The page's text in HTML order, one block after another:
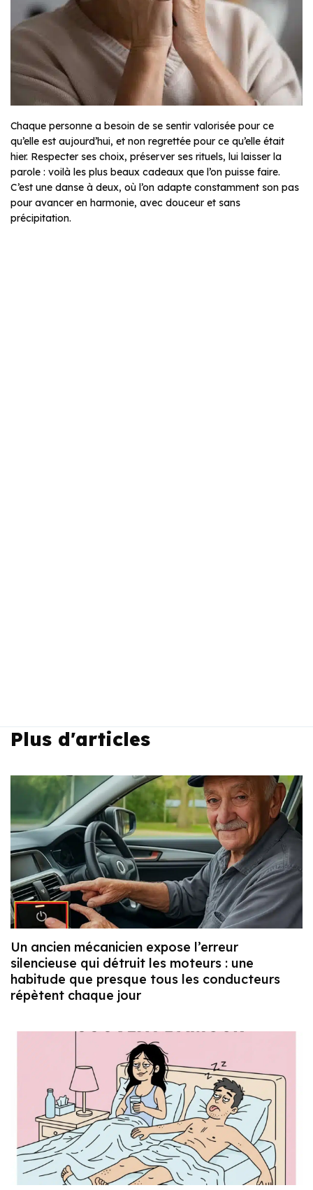
Chaque personne a besoin de se sentir valorisée pour ce
qu’elle est aujourd’hui, et non regrettée pour ce qu’elle était
hier. Respecter ses choix, préserver ses rituels, lui laisser la
parole : voilà les plus beaux cadeaux que l’on puisse faire.
C’est une danse à deux, où l’on adapte constamment son pas
pour avancer en harmonie, avec douceur et sans
précipitation.
Plus d'articles
Un ancien mécanicien expose l’erreur
silencieuse qui détruit les moteurs : une
habitude que presque tous les conducteurs
répètent chaque jour